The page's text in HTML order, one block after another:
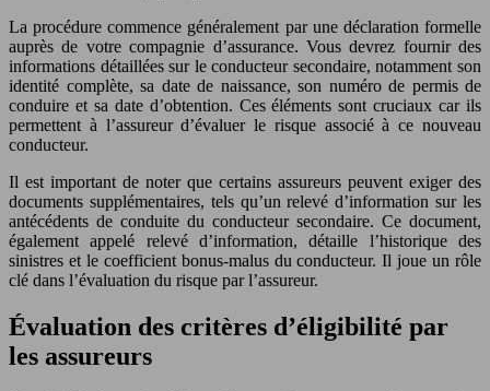
La procédure commence généralement par une déclaration formelle
auprès de votre compagnie d’assurance. Vous devrez fournir des
informations détaillées sur le conducteur secondaire, notamment son
identité complète, sa date de naissance, son numéro de permis de
conduire et sa date d’obtention. Ces éléments sont cruciaux car ils
permettent à l’assureur d’évaluer le risque associé à ce nouveau
conducteur.
Il est important de noter que certains assureurs peuvent exiger des
documents supplémentaires, tels qu’un relevé d’information sur les
antécédents de conduite du conducteur secondaire. Ce document,
également appelé relevé d’information, détaille l’historique des
sinistres et le coefficient bonus-malus du conducteur. Il joue un rôle
clé dans l’évaluation du risque par l’assureur.
Évaluation des critères d’éligibilité par
les assureurs